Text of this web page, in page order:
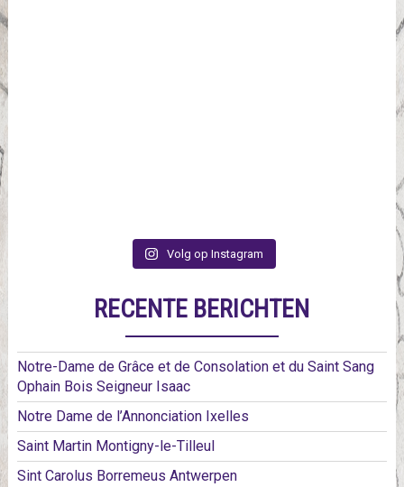
Volg op Instagram
RECENTE BERICHTEN
Notre-Dame de Grâce et de Consolation et du Saint Sang
Ophain Bois Seigneur Isaac
Notre Dame de l’Annonciation Ixelles
Saint Martin Montigny-le-Tilleul
Sint Carolus Borremeus Antwerpen